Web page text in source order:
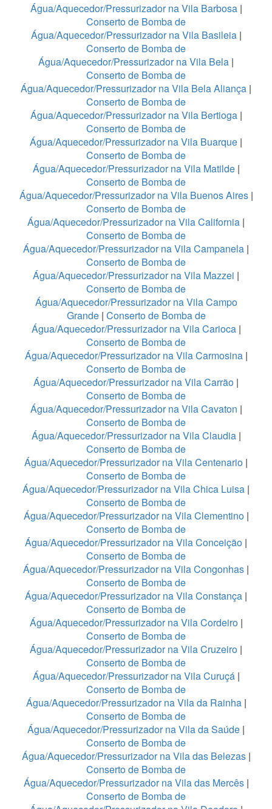
Água/Aquecedor/Pressurizador na Vila Barbosa|
Conserto de Bomba de
Água/Aquecedor/Pressurizador na Vila Basileia|
Conserto de Bomba de
Água/Aquecedor/Pressurizador na Vila Bela |
Conserto de Bomba de
Água/Aquecedor/Pressurizador na Vila Bela Aliança |
Conserto de Bomba de
Água/Aquecedor/Pressurizador na Vila Bertioga|
Conserto de Bomba de
Água/Aquecedor/Pressurizador na Vila Buarque |
Conserto de Bomba de
Água/Aquecedor/Pressurizador na Vila Matilde|
Conserto de Bomba de
Água/Aquecedor/Pressurizador na Vila Buenos Aires|
Conserto de Bomba de
Água/Aquecedor/Pressurizador na Vila California |
Conserto de Bomba de
Água/Aquecedor/Pressurizador na Vila Campanela |
Conserto de Bomba de
Água/Aquecedor/Pressurizador na Vila Mazzei |
Conserto de Bomba de
Água/Aquecedor/Pressurizador na Vila Campo
Grande| Conserto de Bomba de
Água/Aquecedor/Pressurizador na Vila Carioca|
Conserto de Bomba de
Água/Aquecedor/Pressurizador na Vila Carmosina|
Conserto de Bomba de
Água/Aquecedor/Pressurizador na Vila Carrão |
Conserto de Bomba de
Água/Aquecedor/Pressurizador na Vila Cavaton |
Conserto de Bomba de
Água/Aquecedor/Pressurizador na Vila Claudia|
Conserto de Bomba de
Água/Aquecedor/Pressurizador na Vila Centenario |
Conserto de Bomba de
Água/Aquecedor/Pressurizador na Vila Chica Luisa |
Conserto de Bomba de
Água/Aquecedor/Pressurizador na Vila Clementino|
Conserto de Bomba de
Água/Aquecedor/Pressurizador na Vila Conceição |
Conserto de Bomba de
Água/Aquecedor/Pressurizador na Vila Congonhas |
Conserto de Bomba de
Água/Aquecedor/Pressurizador na Vila Constança |
Conserto de Bomba de
Água/Aquecedor/Pressurizador na Vila Cordeiro|
Conserto de Bomba de
Água/Aquecedor/Pressurizador na Vila Cruzeiro |
Conserto de Bomba de
Água/Aquecedor/Pressurizador na Vila Curuçá |
Conserto de Bomba de
Água/Aquecedor/Pressurizador na Vila da Rainha |
Conserto de Bomba de
Água/Aquecedor/Pressurizador na Vila da Saúde |
Conserto de Bomba de
Água/Aquecedor/Pressurizador na Vila das Belezas|
Conserto de Bomba de
Água/Aquecedor/Pressurizador na Vila das Mercês|
Conserto de Bomba de